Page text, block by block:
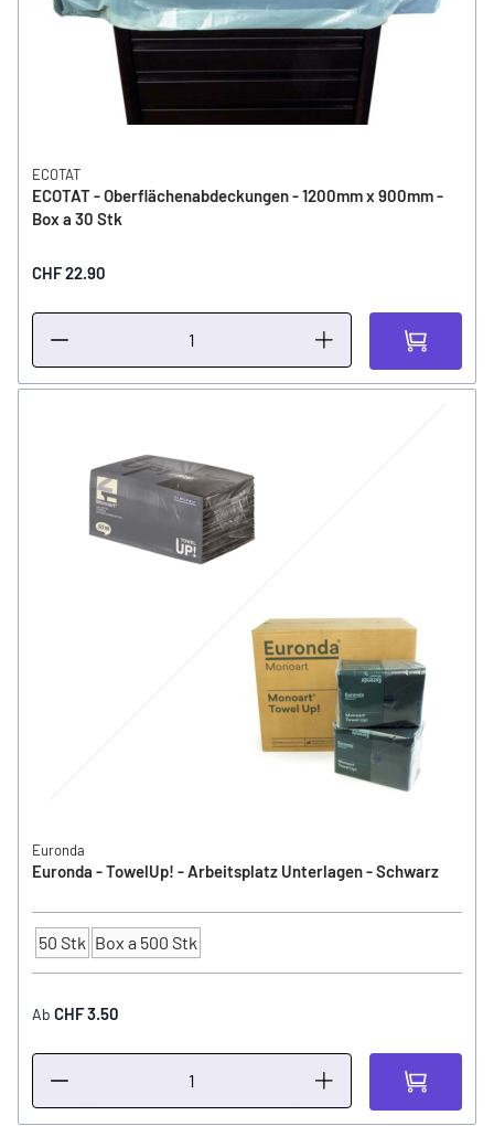
ECOTAT
ECOTAT - Oberflächenabdeckungen - 1200mm x 900mm -
Box a 30 Stk
CHF 22.90
Euronda
Euronda - TowelUp! - Arbeitsplatz Unterlagen - Schwarz
Anzahl
50 Stk Box a 500 Stk
Ab CHF 3.50